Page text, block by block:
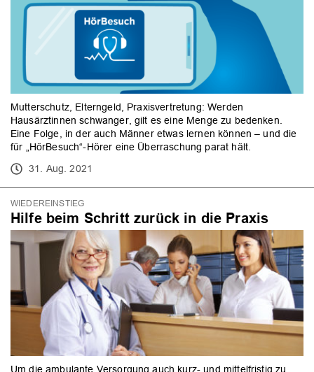
Mutterschutz, Elterngeld, Praxisvertretung: Werden
Hausärztinnen schwanger, gilt es eine Menge zu bedenken.
Eine Folge, in der auch Männer etwas lernen können – und die
für „HörBesuch“-Hörer eine Überraschung parat hält.
31. Aug. 2021
WIEDEREINSTIEG
Hilfe beim Schritt zurück in die Praxis
Um die ambulante Versorgung auch kurz- und mittelfristig zu